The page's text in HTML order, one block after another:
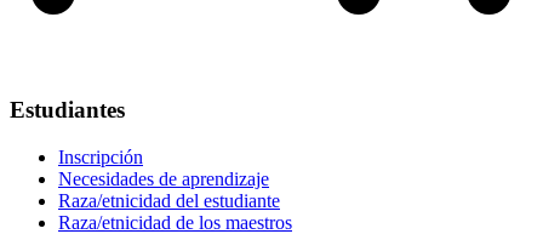
Estudiantes
Inscripción
Necesidades de aprendizaje
Raza/etnicidad del estudiante
Raza/etnicidad de los maestros